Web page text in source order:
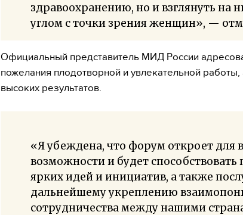
здравоохранению, но и взглянуть на
углом с точки зрения женщин», —
Официальный представитель МИД России
пожелания плодотворной и увлекательной
высоких результатов.
«Я убеждена, что форум откроет для
возможности и будет
ярких идей и инициатив, а также
дальнейшему укреплению
сотрудничества между нашими